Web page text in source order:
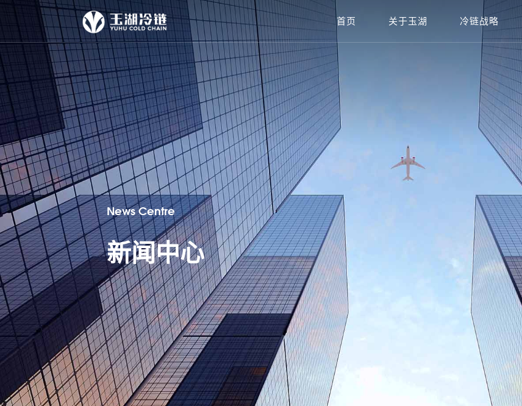
首页 关于玉湖 冷链战略
News Centre
新闻中心